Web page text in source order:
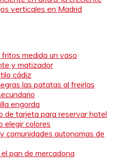
verticales en Madrid
medida un vaso
y matizador
cádiz
las patatas al freirlas
engorda
de tarjeta para reservar hotel
elegir colores
comunidades autonomas de
pan de mercadona